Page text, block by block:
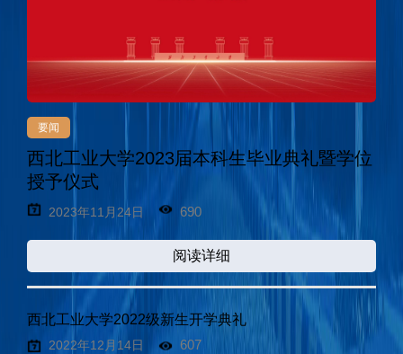
要闻
西北工业大学2023届本科生毕业典礼暨学位
授予仪式
2023年11月24日 690
阅读详细
西北工业大学2022级新生开学典礼
2022年12月14日 607